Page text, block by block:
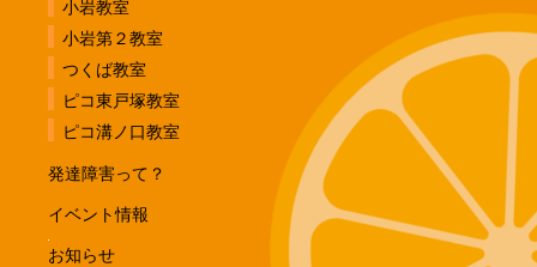
小岩教室
小岩第２教室
つくば教室
ピコ東戸塚教室
ピコ溝ノ口教室
発達障害って？
イベント情報
お知らせ